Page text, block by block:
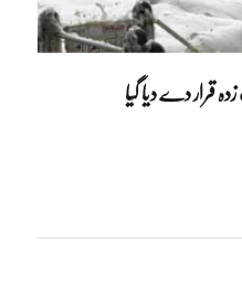
قرار دے دیا گیا